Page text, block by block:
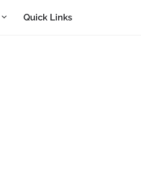
Quick Links